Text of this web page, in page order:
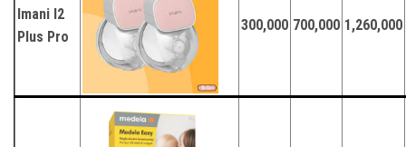
Imani I2
Plus Pro
300,000 700,000 1,260,000